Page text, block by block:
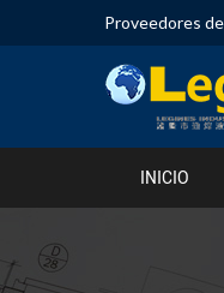
Proveedores
INICIO